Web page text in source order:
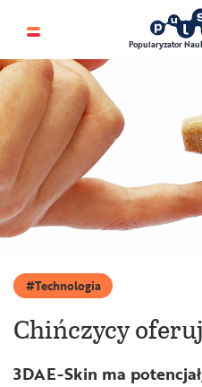
Popularyzator
Technologia
Chińczycy
3DAE-Skin ma